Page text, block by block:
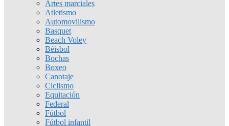
Artes marciales
Atletismo
Automovilismo
Basquet
Beach Voley
Béisbol
Bochas
Boxeo
Canotaje
Ciclismo
Equitación
Federal
Fútbol
Fútbol infantil